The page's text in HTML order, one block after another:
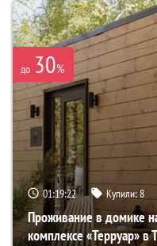
до 30%
01:19:21 Купили:8
Проживание в домике
комплексе «Терруар» в